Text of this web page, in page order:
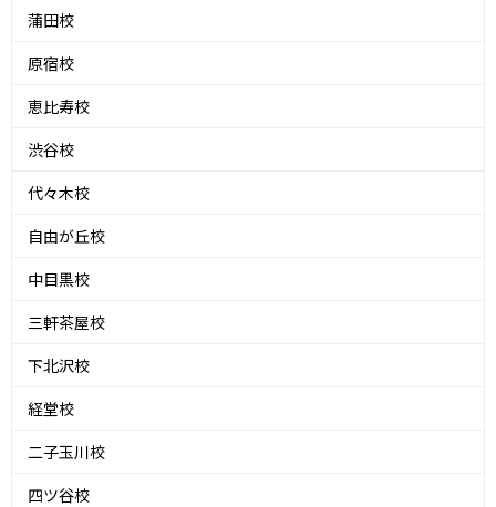
蒲田校
原宿校
恵比寿校
渋谷校
代々木校
自由が丘校
中目黒校
三軒茶屋校
下北沢校
経堂校
二子玉川校
四ツ谷校